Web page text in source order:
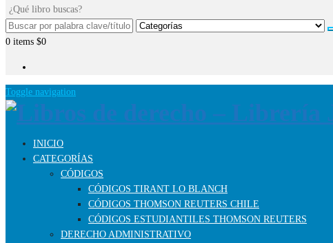
¿Qué libro buscas?
0 items $0
Toggle navigation
INICIO
CATEGORÍAS
CÓDIGOS
CÓDIGOS TIRANT LO BLANCH
CÓDIGOS THOMSON REUTERS CHILE
CÓDIGOS ESTUDIANTILES THOMSON REUTERS
DERECHO ADMINISTRATIVO